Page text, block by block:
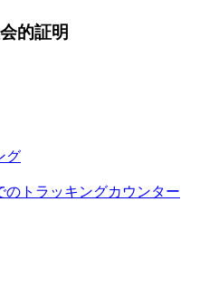
的証明
グ
のトラッキングカウンター